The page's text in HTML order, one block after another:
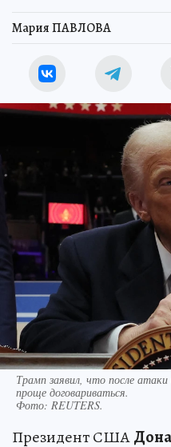
Трамп заявил, что после
Фото:
REUTERS.